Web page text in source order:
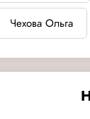
Чехова Ольга